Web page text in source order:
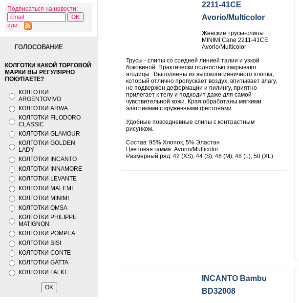
Подписаться на новости:
или
ГОЛОСОВАНИЕ
КОЛГОТКИ КАКОЙ ТОРГОВОЙ
МАРКИ ВЫ РЕГУЛЯРНО
ПОКУПАЕТЕ?
КОЛГОТКИ
ARGENTOVIVO
КОЛГОТКИ ARWA
КОЛГОТКИ FILODORO
CLASSIC
КОЛГОТКИ GLAMOUR
КОЛГОТКИ GOLDEN
LADY
КОЛГОТКИ INCANTO
КОЛГОТКИ INNAMORE
КОЛГОТКИ LEVANTE
КОЛГОТКИ MALEMI
КОЛГОТКИ MINIMI
КОЛГОТКИ OMSA
КОЛГОТКИ PHILIPPE
MATIGNON
КОЛГОТКИ POMPEA
КОЛГОТКИ SISI
КОЛГОТКИ CONTE
КОЛГОТКИ GATTA
КОЛГОТКИ FALKE
2211-41CE
Avorio/Multicolor
Женские трусы-слипы
MINIMI Cane 2211-41CE
Avorio/Multicolor
Трусы - слипы со средней линией талии и узкой
боковиной. Практически полностью закрывают
ягодицы. Выполнены из высокогигиеничного хлопка,
который отлично пропускает воздух, впитывает влагу,
не подвержен деформации и пилингу, приятно
прилегает к телу и подходит даже для самой
чувствительной кожи. Края обработаны мягкими
эластиками с кружевными фестонами.
Удобные повседневные слипы с контрастным
рисунком.
Состав: 95% Хлопок, 5% Эластан
Цветовая гамма: Avorio/Multicolor
Размерный ряд: 42 (XS), 44 (S), 46 (M), 48 (L), 50 (XL)
INCANTO Bambu
BD32008